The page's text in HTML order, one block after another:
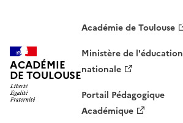
ACADÉMIE
DE TOULOUSE
Académie de Toulouse
Ministère de l'éducation
nationale
Portail Pédagogique
Académique